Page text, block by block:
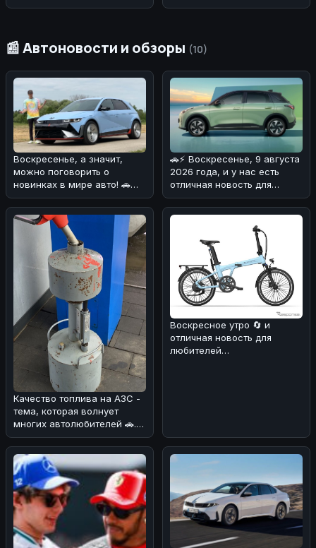
📰 Автоновости и обзоры (10)
Воскресенье, а значит,
можно поговорить о
новинках в мире авто! 🚗
⚡Сегодня хотим обсудить
Hyundai Io
🚗⚡ Воскресенье, 9 августа
2026 года, и у нас есть
отличная новость для
любителей
электромобилей! 🔋
Качество топлива на АЗС -
тема, которая волнует
многих автолюбителей 🚗.
Мы разобрались, как
обстоят
Воскресное утро 🔄 и
отличная новость для
любителей